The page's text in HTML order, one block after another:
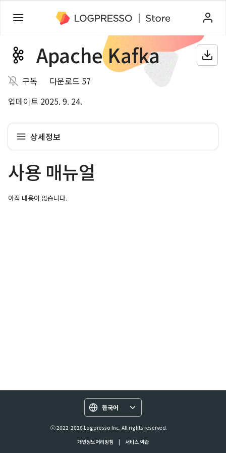
Apache Kafka
구독
다운로드 57
업데이트 2025. 9. 24.
상세정보
사용 매뉴얼
아직 내용이 없습니다.
한국어
ⓒ 2022-2026 Logpresso Inc. All rights reserved.
개인정보처리방침
| 서비스 약관